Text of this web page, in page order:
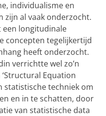
individualisme en
zijn al vaak onderzocht.
een longitudinale
concepten tegelijkertijd
heeft onderzocht.
verrichtte wel zo’n
Equation
statistische techniek om
en in te schatten, door
van statistische data